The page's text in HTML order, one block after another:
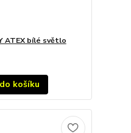
ATEX bílé světlo
košíku